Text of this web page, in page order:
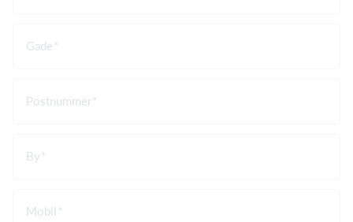
Gade
Postnummer
By
Mobil